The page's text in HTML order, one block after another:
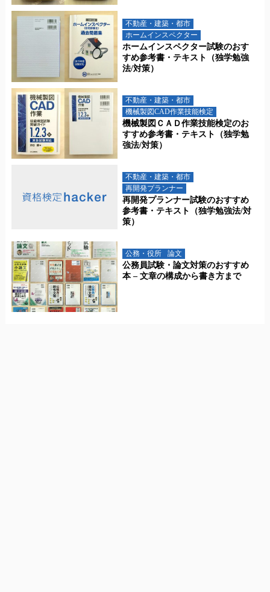
不動産・建築・都市
ホームインスペクター
ホームインスペクター試験のおす
すめ参考書・テキスト（独学勉強
法/対策）
不動産・建築・都市
機械製図CAD作業技能検定
機械製図ＣＡＤ作業技能検定のお
すすめ参考書・テキスト（独学勉
強法/対策）
不動産・建築・都市
再開発プランナー
再開発プランナー試験のおすすめ
参考書・テキスト（独学勉強法/対
策）
公務・役所 論文
公務員試験・論文対策のおすすめ
本 – 文章の構成から書き方まで